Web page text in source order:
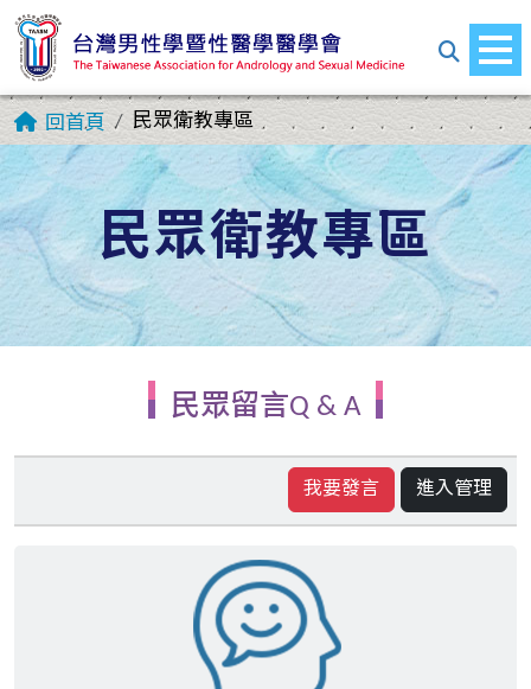
回首頁 民眾衛教專區
民眾衛教專區
民眾留言Q & A
我要發言 進入管理